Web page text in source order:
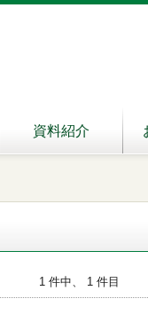
資料紹介
1 件中、 1 件目